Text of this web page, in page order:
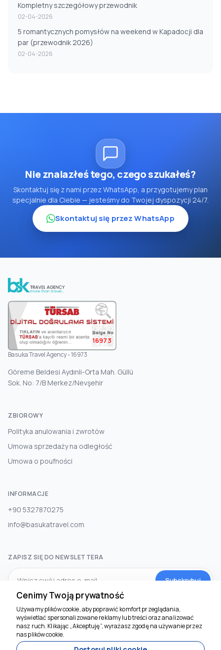
Kompletny szczegółowy przewodnik
02-04-2026
5 romantycznych pomysłów na weekend w Kapadocji dla
par (przewodnik 2026)
02-04-2026
Nie znalazłeś tego, czego szukałeś?
Skontaktuj się z nami przez WhatsApp, a przygotujemy plan
specjalnie dla Ciebie — jesteśmy do Twojej dyspozycji 24/7.
Skontaktuj się przez WhatsApp
16973
Basuka Travel Agency - 16973
Göreme Beldesi Aydınli-Orta Mah. Güllü
Sok. No: 7/B Merkez/Nevşehir
ZBIOROWY
Polityka anulowania i zwrotów
Umowa sprzedaży na odległość
Umowa o poufności
INFORMACJE
+90 5327870275
info@basukatravel.com
ZAPISZ SIĘ DO NEWSLETTERA
Subskrybuj
MEDIA SPOŁECZNOŚCIOWE
Cenimy Twoją prywatność
Używamy plików cookie, aby poprawić komfort przeglądania,
wyświetlać spersonalizowane reklamy lub treści oraz analizować
nasz ruch. Klikając „Akceptuję”, wyrażasz zgodę na używanie przez
nas plików cookie.
Jesteśmy tu, by
pomóc